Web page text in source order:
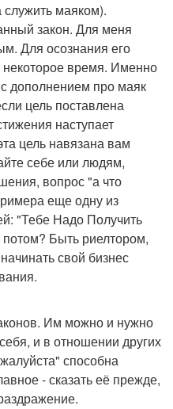
служить маяком).
закон. Для меня
Для осознания его
время. Именно
дополнением про маяк
цель поставлена
наступает
цель навязана вам
себе или людям,
вопрос "а что
еще одну из
"Тебе Надо Получить
Быть риелтором,
свой бизнес
Им можно и нужно
и в отношении других
способна
- сказать её прежде,